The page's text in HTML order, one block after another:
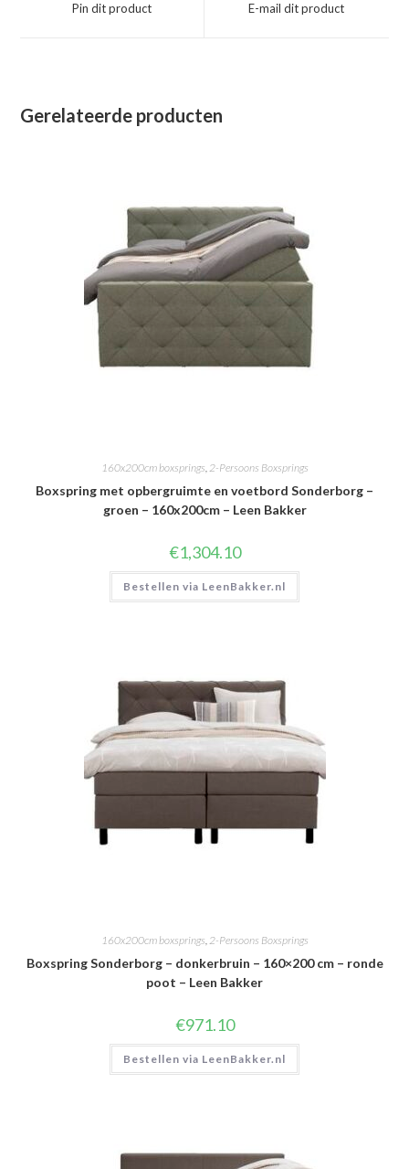
nieuw
Pin dit product
nieuw
E-mail dit product
Gerelateerde producten
160x200cm boxsprings,2-Persoons Boxsprings
Boxspring met opbergruimte en voetbord Sonderborg –
groen – 160x200cm – Leen Bakker
€1,304.10
Bestellen via LeenBakker.nl
160x200cm boxsprings 2-Persoons Boxsprings
Boxspring Sonderborg – donkerbruin – 160×200 cm – ronde
poot – Leen Bakker
€971.10
Bestellen via LeenBakker.nl